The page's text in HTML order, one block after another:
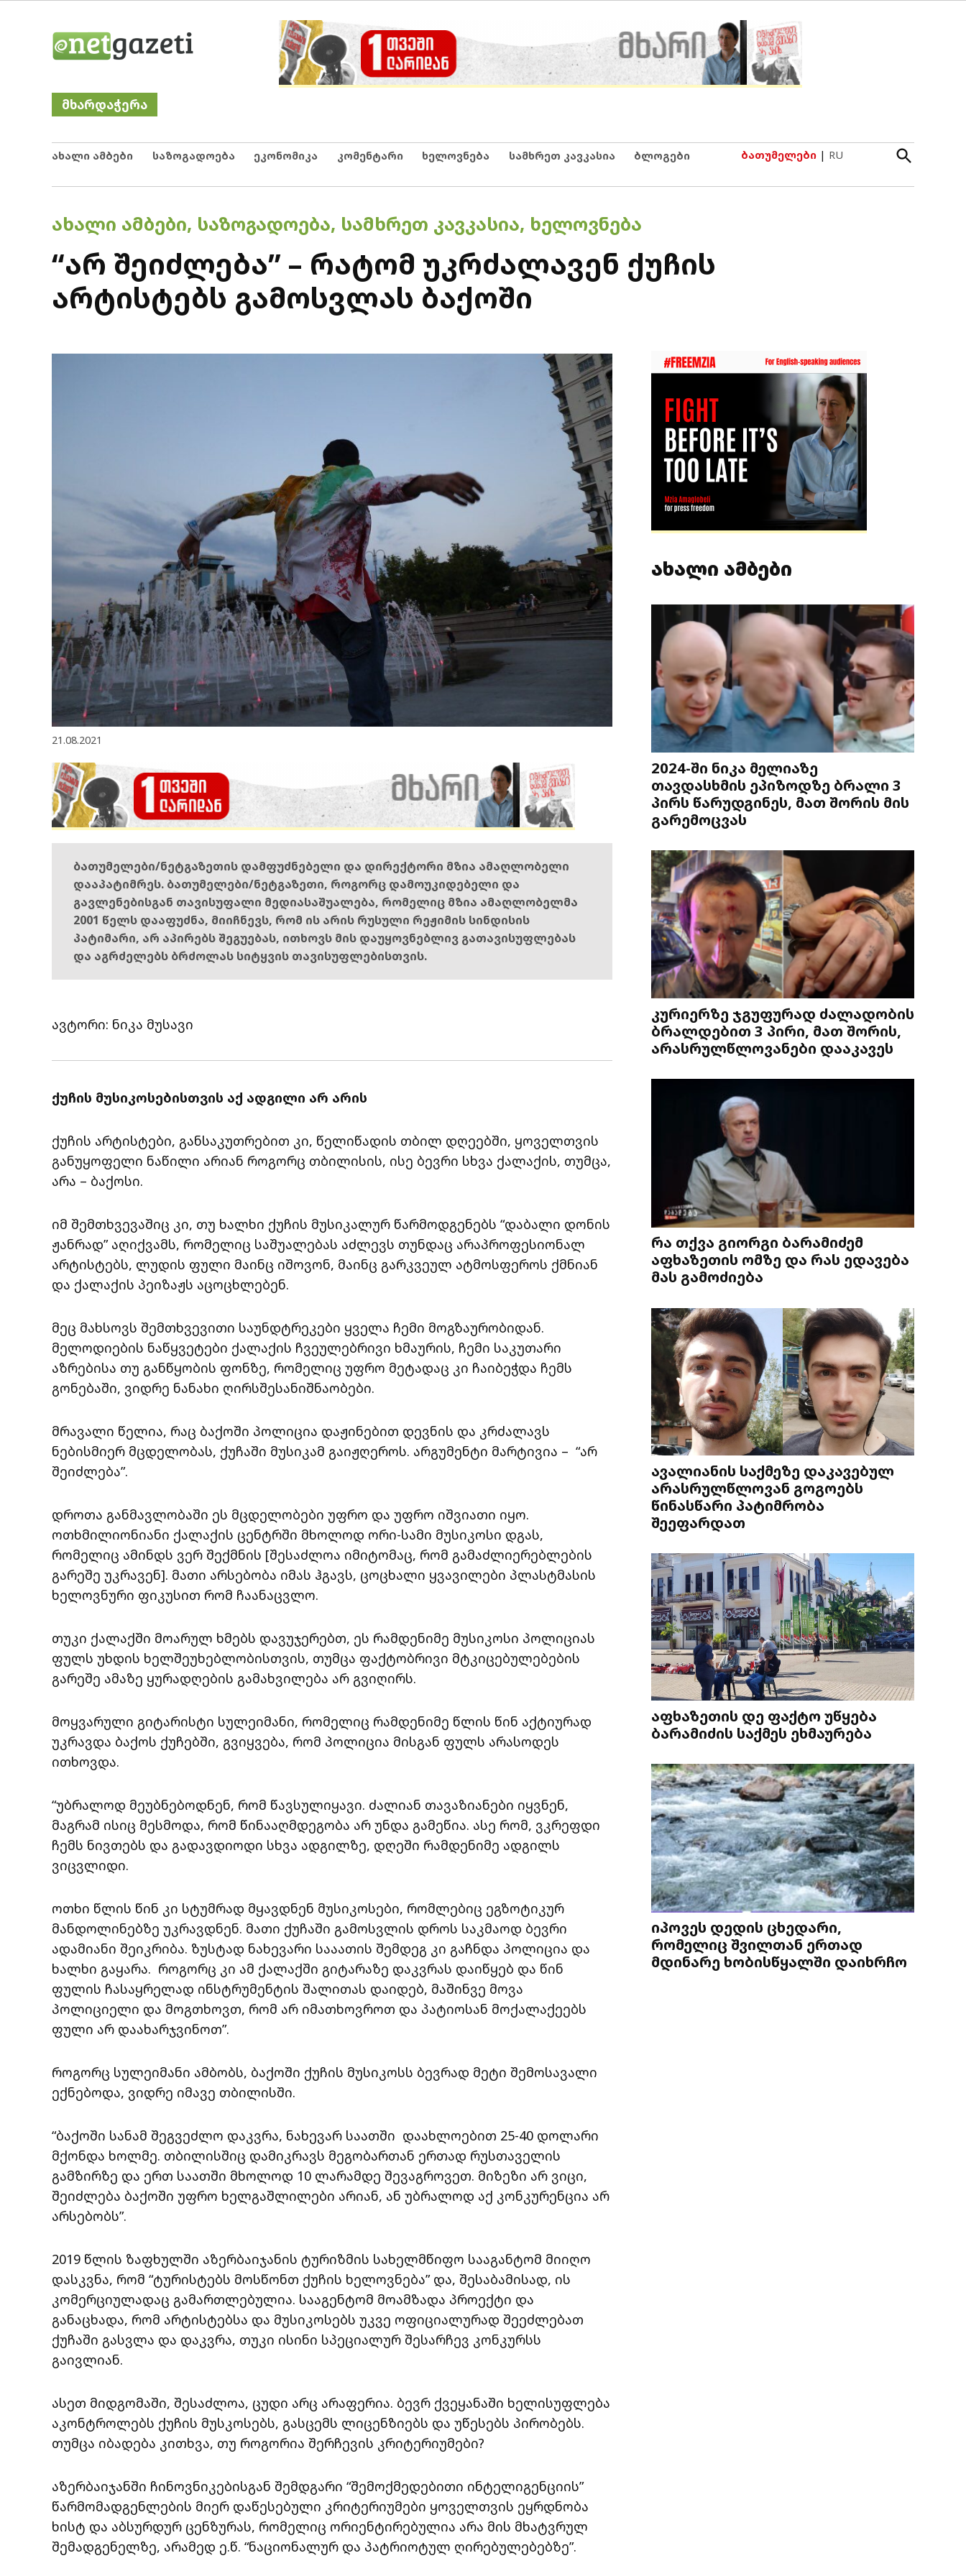
Netgazeti
მხარდაჭერა
ახალი ამბები საზოგადოება ეკონომიკა კომენტარი ხელოვნება სამხრეთ კავკასია ბლოგები ბათუმელები | RU
Open
Search
POSTED
ᲐᲮᲐᲚᲘ ᲐᲛᲑᲔᲑᲘ, ᲡᲐᲖᲝᲒᲐᲓᲝᲔᲑᲐ, ᲡᲐᲛᲮᲠᲔᲗ ᲙᲐᲕᲙᲐᲡᲘᲐ, ᲮᲔᲚᲝᲕᲜᲔᲑᲐ
“არ შეიძლება” – რატომ უკრძალავენ ქუჩის
არტისტებს გამოსვლას ბაქოში
21.08.2021
ბათუმელები/ნეტგაზეთის დამფუძნებელი და დირექტორი მზია ამაღლობელი
დააპატიმრეს. ბათუმელები/ნეტგაზეთი, როგორც დამოუკიდებელი და
გავლენებისგან თავისუფალი მედიასაშუალება, რომელიც მზია ამაღლობელმა
2001 წელს დააფუძნა, მიიჩნევს, რომ ის არის რუსული რეჟიმის სინდისის
პატიმარი, არ აპირებს შეგუებას, ითხოვს მის დაუყოვნებლივ გათავისუფლებას
და აგრძელებს ბრძოლას სიტყვის თავისუფლებისთვის.
ავტორი: ნიკა მუსავი
ქუჩის მუსიკოსებისთვის აქ ადგილი არ არის
ქუჩის არტისტები, განსაკუთრებით კი, წელიწადის თბილ დღეებში, ყოველთვის
განუყოფელი ნაწილი არიან როგორც თბილისის, ისე ბევრი სხვა ქალაქის, თუმცა,
არა – ბაქოსი.
იმ შემთხვევაშიც კი, თუ ხალხი ქუჩის მუსიკალურ წარმოდგენებს “დაბალი დონის
ჟანრად” აღიქვამს, რომელიც საშუალებას აძლევს თუნდაც არაპროფესიონალ
არტისტებს, ლუდის ფული მაინც იშოვონ, მაინც გარკვეულ ატმოსფეროს ქმნიან
და ქალაქის პეიზაჟს აცოცხლებენ.
მეც მახსოვს შემთხვევითი საუნდტრეკები ყველა ჩემი მოგზაურობიდან.
მელოდიების ნაწყვეტები ქალაქის ჩვეულებრივი ხმაურის, ჩემი საკუთარი
აზრებისა თუ განწყობის ფონზე, რომელიც უფრო მეტადაც კი ჩაიბეჭდა ჩემს
გონებაში, ვიდრე ნანახი ღირსშესანიშნაობები.
მრავალი წელია, რაც ბაქოში პოლიცია დაჟინებით დევნის და კრძალავს
ნებისმიერ მცდელობას, ქუჩაში მუსიკამ გაიჟღეროს. არგუმენტი მარტივია – “არ
შეიძლება”.
დროთა განმავლობაში ეს მცდელობები უფრო და უფრო იშვიათი იყო.
ოთხმილიონიანი ქალაქის ცენტრში მხოლოდ ორი-სამი მუსიკოსი დგას,
რომელიც ამინდს ვერ შექმნის [შესაძლოა იმიტომაც, რომ გამაძლიერებლების
გარეშე უკრავენ]. მათი არსებობა იმას ჰგავს, ცოცხალი ყვავილები პლასტმასის
ხელოვნური ფიკუსით რომ ჩაანაცვლო.
თუკი ქალაქში მოარულ ხმებს დავუჯერებთ, ეს რამდენიმე მუსიკოსი პოლიციას
ფულს უხდის ხელშეუხებლობისთვის, თუმცა ფაქტობრივი მტკიცებულებების
გარეშე ამაზე ყურადღების გამახვილება არ გვიღირს.
მოყვარული გიტარისტი სულეიმანი, რომელიც რამდენიმე წლის წინ აქტიურად
უკრავდა ბაქოს ქუჩებში, გვიყვება, რომ პოლიცია მისგან ფულს არასოდეს
ითხოვდა.
“უბრალოდ მეუბნებოდნენ, რომ წავსულიყავი. ძალიან თავაზიანები იყვნენ,
მაგრამ ისიც მესმოდა, რომ წინააღმდეგობა არ უნდა გამეწია. ასე რომ, ვკრეფდი
ჩემს ნივთებს და გადავდიოდი სხვა ადგილზე, დღეში რამდენიმე ადგილს
ვიცვლიდი.
ოთხი წლის წინ კი სტუმრად მყავდნენ მუსიკოსები, რომლებიც ეგზოტიკურ
მანდოლინებზე უკრავდნენ. მათი ქუჩაში გამოსვლის დროს საკმაოდ ბევრი
ადამიანი შეიკრიბა. ზუსტად ნახევარი სააათის შემდეგ კი გაჩნდა პოლიცია და
ხალხი გაყარა. როგორც კი ამ ქალაქში გიტარაზე დაკვრას დაიწყებ და წინ
ფულის ჩასაყრელად ინსტრუმენტის შალითას დაიდებ, მაშინვე მოვა
პოლიციელი და მოგთხოვთ, რომ არ იმათხოვროთ და პატიოსან მოქალაქეებს
ფული არ დაახარჯვინოთ”.
როგორც სულეიმანი ამბობს, ბაქოში ქუჩის მუსიკოსს ბევრად მეტი შემოსავალი
ექნებოდა, ვიდრე იმავე თბილისში.
“ბაქოში სანამ შეგვეძლო დაკვრა, ნახევარ საათში დაახლოებით 25-40 დოლარი
მქონდა ხოლმე. თბილისშიც დამიკრავს მეგობართან ერთად რუსთაველის
გამზირზე და ერთ საათში მხოლოდ 10 ლარამდე შევაგროვეთ. მიზეზი არ ვიცი,
შეიძლება ბაქოში უფრო ხელგაშლილები არიან, ან უბრალოდ აქ კონკურენცია არ
არსებობს”.
2019 წლის ზაფხულში აზერბაიჯანის ტურიზმის სახელმწიფო სააგანტომ მიიღო
დასკვნა, რომ “ტურისტებს მოსწონთ ქუჩის ხელოვნება” და, შესაბამისად, ის
კომერციულადაც გამართლებულია. სააგენტომ მოამზადა პროექტი და
განაცხადა, რომ არტისტებსა და მუსიკოსებს უკვე ოფიციალურად შეეძლებათ
ქუჩაში გასვლა და დაკვრა, თუკი ისინი სპეციალურ შესარჩევ კონკურსს
გაივლიან.
ასეთ მიდგომაში, შესაძლოა, ცუდი არც არაფერია. ბევრ ქვეყანაში ხელისუფლება
აკონტროლებს ქუჩის მუსკოსებს, გასცემს ლიცენზიებს და უწესებს პირობებს.
თუმცა იბადება კითხვა, თუ როგორია შერჩევის კრიტერიუმები?
აზერბაიჯანში ჩინოვნიკებისგან შემდგარი “შემოქმედებითი ინტელიგენციის”
წარმომადგენლების მიერ დაწესებული კრიტერიუმები ყოველთვის ეყრდნობა
ხისტ და აბსურდურ ცენზურას, რომელიც ორიენტირებულია არა მის მხატვრულ
შემადგენელზე, არამედ ე.წ. “ნაციონალურ და პატრიოტულ ღირებულებებზე”.
ახალი ამბები
2024-ში ნიკა მელიაზე
თავდასხმის ეპიზოდზე ბრალი 3
პირს წარუდგინეს, მათ შორის მის
გარემოცვას
კურიერზე ჯგუფურად ძალადობის
ბრალდებით 3 პირი, მათ შორის,
არასრულწლოვანები დააკავეს
რა თქვა გიორგი ბარამიძემ
აფხაზეთის ომზე და რას ედავება
მას გამოძიება
ავალიანის საქმეზე დაკავებულ
არასრულწლოვან გოგოებს
წინასწარი პატიმრობა
შეეფარდათ
აფხაზეთის დე ფაქტო უწყება
ბარამიძის საქმეს ეხმაურება
იპოვეს დედის ცხედარი,
რომელიც შვილთან ერთად
მდინარე ხობისწყალში დაიხრჩო